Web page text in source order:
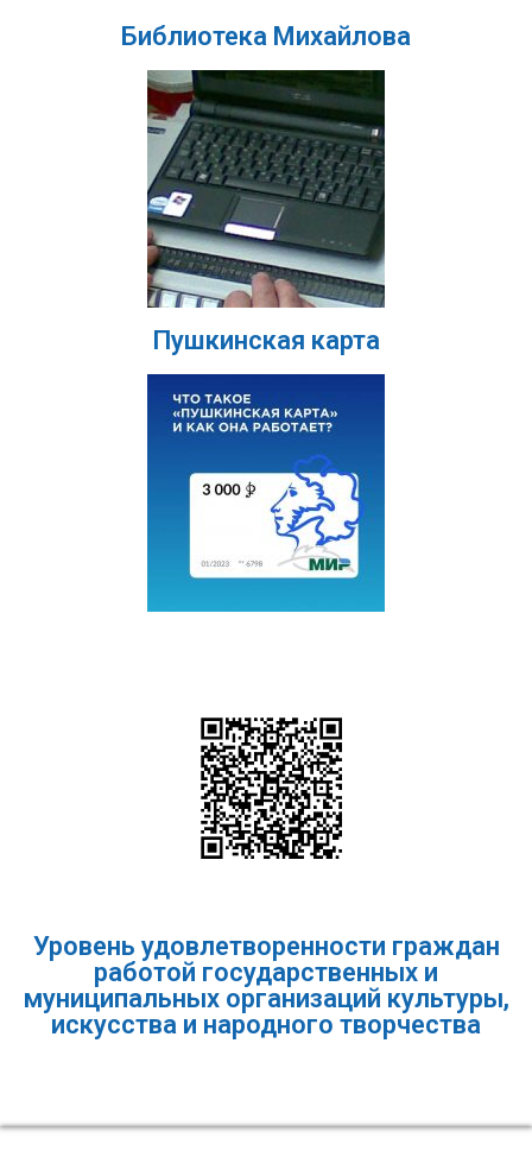
Библиотека Михайлова
Пушкинская карта
Уровень удовлетворенности граждан
работой государственных и
муниципальных организаций культуры,
искусства и народного творчества